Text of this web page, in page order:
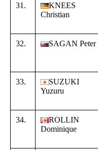
31.
KNEES
Christian
32. SAGAN Peter
33.
SUZUKI
Yuzuru
34.
ROLLIN
Dominique